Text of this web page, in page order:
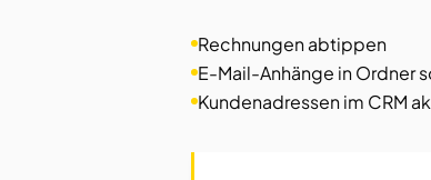
Rechnungen abtippen
E-Mail-Anhänge in Ordner
Kundenadressen im CRM